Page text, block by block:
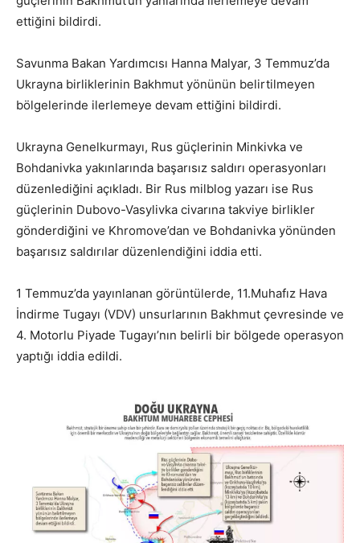
ettiğini bildirdi.
Savunma Bakan Yardımcısı Hanna Malyar, 3 Temmuz’da
Ukrayna birliklerinin Bakhmut yönünün belirtilmeyen
bölgelerinde ilerlemeye devam ettiğini bildirdi.
Ukrayna Genelkurmayı, Rus güçlerinin Minkivka ve
Bohdanivka yakınlarında başarısız saldırı operasyonları
düzenlediğini açıkladı. Bir Rus milblog yazarı ise Rus
güçlerinin Dubovo-Vasylivka civarına takviye birlikler
gönderdiğini ve Khromove’dan ve Bohdanivka yönünden
başarısız saldırılar düzenlendiğini iddia etti.
1 Temmuz’da yayınlanan görüntülerde, 11.Muhafız Hava
İndirme Tugayı (VDV) unsurlarının Bakhmut çevresinde ve
4. Motorlu Piyade Tugayı’nın belirli bir bölgede operasyon
yaptığı iddia edildi.